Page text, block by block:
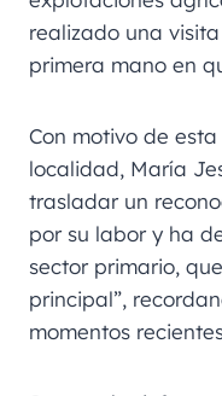
realizado una
primera mano en
Con motivo de
localidad, María
trasladar un
por su labor y ha
sector primario,
principal”,
momentos